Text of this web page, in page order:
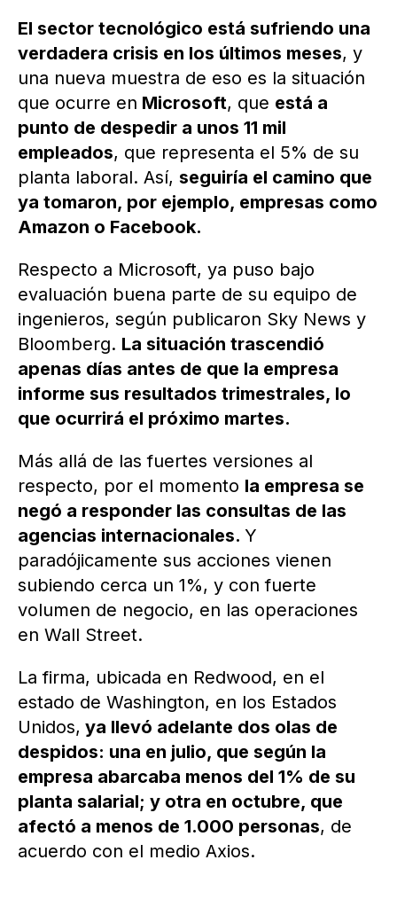
El sector tecnológico está sufriendo una
verdadera crisis en los últimos meses, y
una nueva muestra de eso es la situación
que ocurre en Microsoft, que está a
punto de despedir a unos 11 mil
empleados, que representa el 5% de su
planta laboral. Así, seguiría el camino que
ya tomaron, por ejemplo, empresas como
Amazon o Facebook.
Respecto a Microsoft, ya puso bajo
evaluación buena parte de su equipo de
ingenieros, según publicaron Sky News y
Bloomberg. La situación trascendió
apenas días antes de que la empresa
informe sus resultados trimestrales, lo
que ocurrirá el próximo martes.
Más allá de las fuertes versiones al
respecto, por el momento la empresa se
negó a responder las consultas de las
agencias internacionales. Y
paradójicamente sus acciones vienen
subiendo cerca un 1%, y con fuerte
volumen de negocio, en las operaciones
en Wall Street.
La firma, ubicada en Redwood, en el
estado de Washington, en los Estados
Unidos, ya llevó adelante dos olas de
despidos: una en julio, que según la
empresa abarcaba menos del 1% de su
planta salarial; y otra en octubre, que
afectó a menos de 1.000 personas, de
acuerdo con el medio Axios.